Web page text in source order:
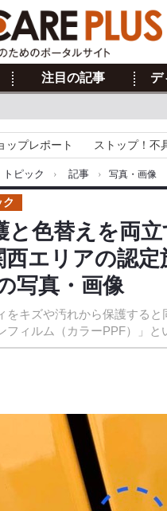
注目の記事 デ
ップレポート ストップ！不
トピック › 記事 › 写真・画像
と色替えを両
エリアの認定
写真・画像
をキズや汚れから保護する
フィルム（カラーPPF）」と
ク